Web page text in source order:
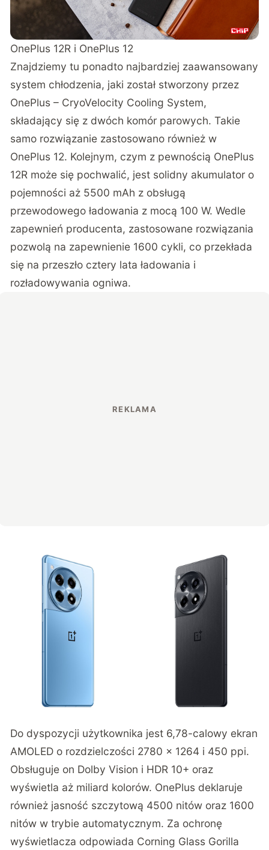
OnePlus 12R i OnePlus 12
Znajdziemy tu ponadto najbardziej zaawansowany
system chłodzenia, jaki został stworzony przez
OnePlus – CryoVelocity Cooling System,
składający się z dwóch komór parowych. Takie
samo rozwiązanie zastosowano również w
OnePlus 12. Kolejnym, czym z pewnością OnePlus
12R może się pochwalić, jest solidny akumulator o
pojemności aż 5500 mAh z obsługą
przewodowego ładowania z mocą 100 W. Wedle
zapewnień producenta, zastosowane rozwiązania
pozwolą na zapewnienie 1600 cykli, co przekłada
się na przeszło cztery lata ładowania i
rozładowywania ogniwa.
Do dyspozycji użytkownika jest 6,78-calowy ekran
AMOLED o rozdzielczości 2780 x 1264 i 450 ppi.
Obsługuje on Dolby Vision i HDR 10+ oraz
wyświetla aż miliard kolorów. OnePlus deklaruje
również jasność szczytową 4500 nitów oraz 1600
nitów w trybie automatycznym. Za ochronę
wyświetlacza odpowiada Corning Glass Gorilla